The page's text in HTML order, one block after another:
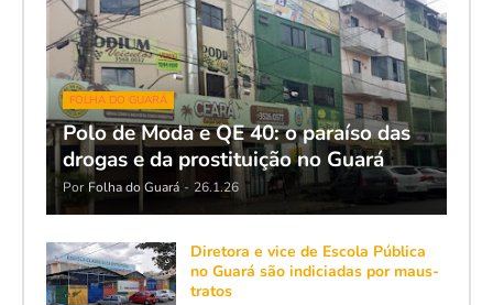
FOLHA DO GUARÁ
Polo de Moda e QE 40: o paraíso das
drogas e da prostituição no Guará
Por Folha do Guará - 26.1.26
Diretora e vice de Escola Pública
no Guará são indiciadas por maus-
tratos